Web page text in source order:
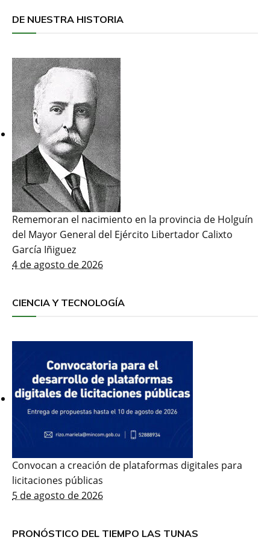
DE NUESTRA HISTORIA
Rememoran el nacimiento en la provincia de Holguín
del Mayor General del Ejército Libertador Calixto
García Iñiguez
4 de agosto de 2026
CIENCIA Y TECNOLOGÍA
Convocan a creación de plataformas digitales para
licitaciones públicas
5 de agosto de 2026
PRONÓSTICO DEL TIEMPO LAS TUNAS